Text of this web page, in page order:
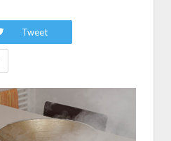
Tweet